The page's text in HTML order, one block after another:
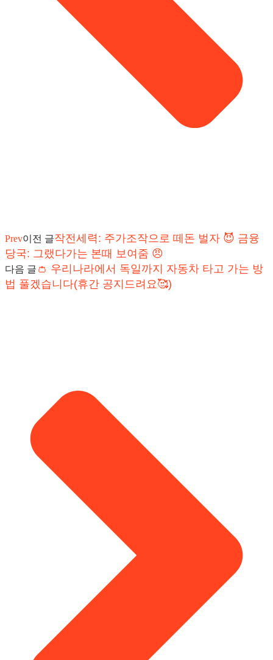
Prev이전 글작전세력: 주가조작으로 떼돈 벌자 😈 금융
당국: 그랬다가는 본때 보여줌 😠
다음 글 👛 우리나라에서 독일까지 자동차 타고 가는 방
법 풀겠습니다(휴간 공지드려요🥰)